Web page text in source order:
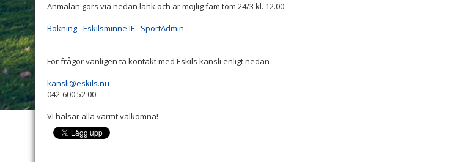
Anmälan görs via nedan länk och är möjlig fam tom 24/3 kl. 12.00.
Bokning - Eskilsminne IF - SportAdmin
För frågor vänligen ta kontakt med Eskils kansli enligt nedan
kansli@eskils.nu
042-600 52 00
Vi hälsar alla varmt välkomna!